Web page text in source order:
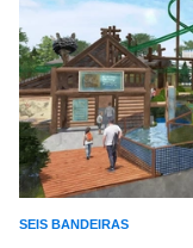
SEIS BANDEIRAS